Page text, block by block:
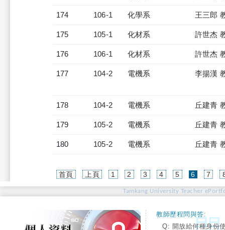
174 106-1 化學系 王三郎
175 105-1 化材系 許世杰
176 106-1 化材系 許世杰
177 104-2 電機系 李揚漢
178 104-2 電機系 丘建青
179 105-2 電機系 丘建青
180 105-2 電機系 丘建青
首頁 上頁 1 2 3 4 5 6(current)
7
Tamkang University Teacher
教師歷程問與答:
Q: 開放給何種身份